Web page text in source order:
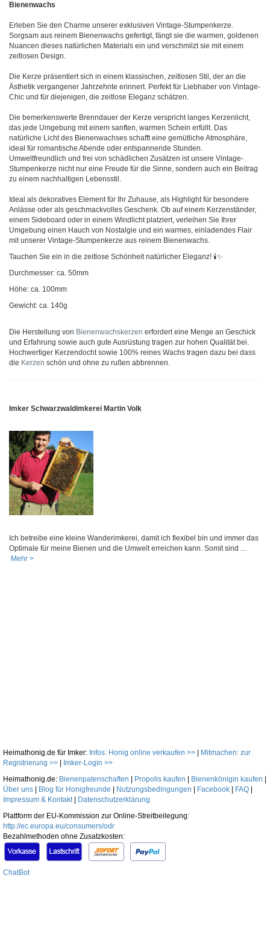
Bienenwachs
Erleben Sie den Charme unserer exklusiven Vintage-Stumpenkerze.
Sorgsam aus reinem Bienenwachs gefertigt, fängt sie die warmen, goldenen
Nuancen dieses natürlichen Materials ein und verschmilzt sie mit einem
zeitlosen Design.
Die Kerze präsentiert sich in einem klassischen, zeitlosen Stil, der an die
Ästhetik vergangener Jahrzehnte erinnert. Perfekt für Liebhaber von Vintage-
Chic und für diejenigen, die zeitlose Eleganz schätzen.
Die bemerkenswerte Brenndauer der Kerze verspricht langes Kerzenlicht,
das jede Umgebung mit einem sanften, warmen Schein erfüllt. Das
natürliche Licht des Bienenwachses schafft eine gemütliche Atmosphäre,
ideal für romantische Abende oder entspannende Stunden.
Umweltfreundlich und frei von schädlichen Zusätzen ist unsere Vintage-
Stumpenkerze nicht nur eine Freude für die Sinne, sondern auch ein Beitrag
zu einem nachhaltigen Lebensstil.
Ideal als dekoratives Element für Ihr Zuhause, als Highlight für besondere
Anlässe oder als geschmackvolles Geschenk. Ob auf einem Kerzenständer,
einem Sideboard oder in einem Windlicht platziert, verleihen Sie Ihrer
Umgebung einen Hauch von Nostalgie und ein warmes, einladendes Flair
mit unserer Vintage-Stumpenkerze aus reinem Bienenwachs.
Tauchen Sie ein in die zeitlose Schönheit natürlicher Eleganz! 🕯️✨
Durchmesser: ca. 50mm
Höhe: ca. 100mm
Gewicht: ca. 140g
Die Herstellung von Bienenwachskerzen erfordert eine Menge an Geschick
und Erfahrung sowie auch gute Ausrüstung tragen zur hohen Qualität bei.
Hochwertiger Kerzendocht sowie 100% reines Wachs tragen dazu bei dass
die Kerzen schön und ohne zu rußen abbrennen.
Imker Schwarzwaldimkerei Martin Volk
Ich betreibe eine kleine Wanderimkerei, damit ich flexibel bin und immer das
Optimale für meine Bienen und die Umwelt erreichen kann. Somit sind ...
Mehr >
Heimathonig.de für Imker: Infos: Honig online verkaufen >>
Mitmachen: zur
Registrierung >>
Imker-Login >>
Heimathonig.de: Bienenpatenschaften Propolis kaufen Bienenkönigin kaufen
Über uns
Blog für Honigfreunde Nutzungsbedingungen Facebook FAQ
Impressum & Kontakt|
Datenschutzerklärung
Plattform der EU-Kommission zur Online-Streitbeilegung:
http://ec.europa.eu/consumers/odr
Bezahlmethoden ohne Zusatzkosten:
ChatBot